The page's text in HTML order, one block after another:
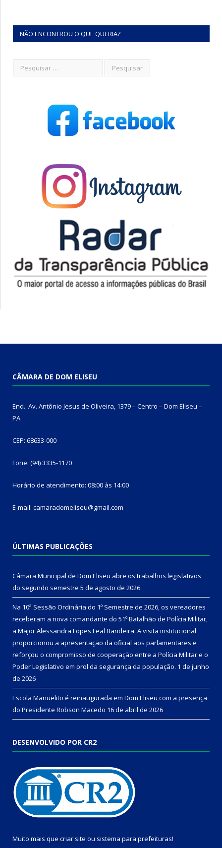
NÃO ENCONTROU O QUE QUERIA?
CÂMARA DE DOM ELISEU
End.: Av. Antônio Jesus de Oliveira, 1379 – Centro – Dom Eliseu –
PA
CEP: 68633-000
Fone: (94) 3335-1170
Horário de atendimento: 08:00 às 14:00
E-mail: camaradomeliseu@gmail.com
ÚLTIMAS PUBLICAÇÕES
Câmara Municipal de Dom Eliseu abre os trabalhos legislativos
do segundo semestre 5 de agosto de 2026
Na 10ª Sessão Ordinária do 1º Semestre de 2026, os vereadores
receberam a nova comandante do 51º Batalhão de Polícia Militar,
a Major Alessandra Lopes Leal Bandeira. A visita institucional
proporcionou a apresentação da oficial aos parlamentares e
reforçou o compromisso de cooperação entre a Polícia Militar e o
Poder Legislativo em prol da segurança da população. 1 de junho
de 2026
Escola Manuelito é reinaugurada em Dom Eliseu com a presença
do Presidente Robson Macedo 16 de abril de 2026
DESENVOLVIDO POR CR2
Muito mais que criar site ou sistema para prefeituras!